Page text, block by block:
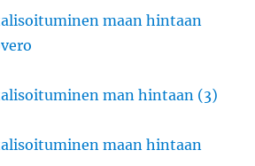
maan hintaan
man hintaan (3)
maan hintaan